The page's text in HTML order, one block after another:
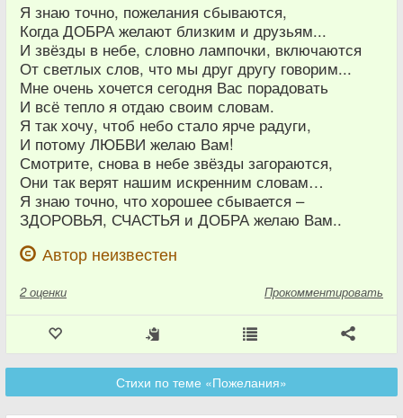
Я знаю точно, пожелания сбываются,
Когда ДОБРА желают близким и друзьям...
И звёзды в небе, словно лампочки, включаются
От светлых слов, что мы друг другу говорим...
Мне очень хочется сегодня Вас порадовать
И всё тепло я отдаю своим словам.
Я так хочу, чтоб небо стало ярче радуги,
И потому ЛЮБВИ желаю Вам!
Смотрите, снова в небе звёзды загораются,
Они так верят нашим искренним словам…
Я знаю точно, что хорошее сбывается –
ЗДОРОВЬЯ, СЧАСТЬЯ и ДОБРА желаю Вам..
Автор неизвестен
2 оценки Прокомментировать
Стихи по теме «Пожелания»